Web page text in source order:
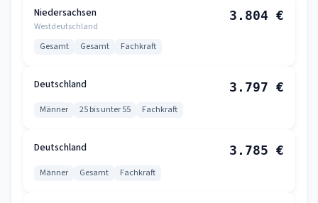
Niedersachsen
Westdeutschland
3.804 €
Gesamt Gesamt Fachkraft
Deutschland 3.797 €
Männer 25 bis unter 55 Fachkraft
Deutschland 3.785 €
Männer Gesamt Fachkraft